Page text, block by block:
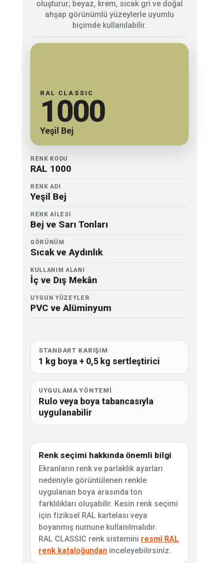
oluşturur; beyaz, krem, sıcak gri ve doğal
ahşap görünümlü yüzeylerle uyumlu
biçimde kullanılabilir.
RAL CLASSIC
1000
Yeşil Bej
RENK KODU
RAL 1000
RENK ADI
Yeşil Bej
RENK AİLESİ
Bej ve Sarı Tonları
GÖRÜNÜM
Sıcak ve Aydınlık
KULLANIM ALANI
İç ve Dış Mekân
UYGUN YÜZEYLER
PVC ve Alüminyum
STANDART KARIŞIM
1 kg boya + 0,5 kg sertleştirici
UYGULAMA YÖNTEMİ
Rulo veya boya tabancasıyla
uygulanabilir
Renk seçimi hakkında önemli bilgi
Ekranların renk ve parlaklık ayarları
nedeniyle görüntülenen renkle
uygulanan boya arasında ton
farklılıkları oluşabilir. Kesin renk seçimi
için fiziksel RAL kartelası veya
boyanmış numune kullanılmalıdır.
RAL CLASSIC renk sistemini resmî RAL
renk kataloğundan inceleyebilirsiniz.